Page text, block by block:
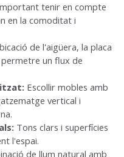
tenir en compte
en la comoditat i
de l'aigüera, la placa
un flux de
Escollir mobles amb
vertical i
Tons clars i superfícies
l'espai.
de llum natural amb